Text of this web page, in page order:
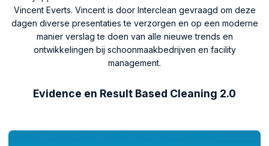
Vincent Everts. Vincent is door Interclean gevraagd om deze
dagen diverse presentaties te verzorgen en op een moderne
manier verslag te doen van alle nieuwe trends en
ontwikkelingen bij schoonmaakbedrijven en facility
management.
Evidence en Result Based Cleaning 2.0